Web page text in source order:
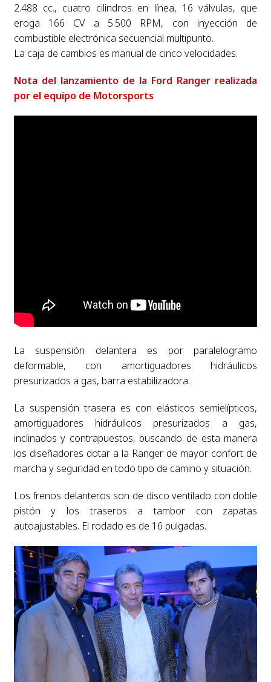
2.488 cc., cuatro cilindros en línea, 16 válvulas, que
eroga 166 CV a 5.500 RPM, con inyección de
combustible electrónica secuencial multipunto.
La caja de cambios es manual de cinco velocidades.
Nota del lanzamiento de la Ford Ranger realizada
por el equipo de Motorsports
La suspensión delantera es por paralelogramo
deformable, con amortiguadores hidráulicos
presurizados a gas, barra estabilizadora.
La suspensión trasera es con elásticos semielípticos,
amortiguadores hidráulicos presurizados a gas,
inclinados y contrapuestos, buscando de esta manera
los diseñadores dotar a la Ranger de mayor confort de
marcha y seguridad en todo tipo de camino y situación.
Los frenos delanteros son de disco ventilado con doble
pistón y los traseros a tambor con zapatas
autoajustables. El rodado es de 16 pulgadas.